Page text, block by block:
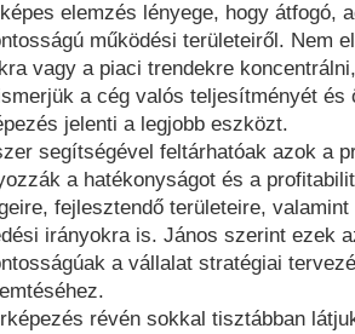
elemzés lényege, hogy átfogó,
működési területeiről. Nem
vagy a piaci trendekre
a cég valós teljesítményét és
jelenti a legjobb eszközt.
segítségével feltárhatóak azok a
a hatékonyságot és a
fejlesztendő területeire,
irányokra is. János szerint ezek
a vállalat stratégiai
révén sokkal tisztábban